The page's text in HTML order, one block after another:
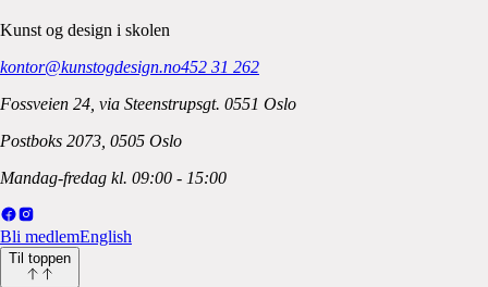
Kunst og design i skolen
kontor@kunstogdesign.no452 31 262
Fossveien 24, via Steenstrupsgt. 0551 Oslo
Postboks 2073, 0505 Oslo
Mandag-fredag kl. 09:00 - 15:00
Bli medlemEnglish
Til toppen